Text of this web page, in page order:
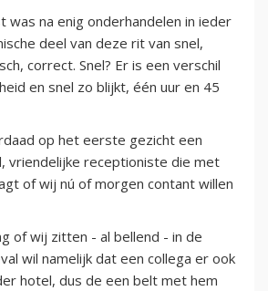
was na enig onderhandelen in ieder
deel van deze rit van snel,
correct. Snel? Er is een verschil
en snel zo blijkt, één uur en 45
op het eerste gezicht een
vriendelijke receptioniste die met
of wij nú of morgen contant willen
of wij zitten - al bellend - in de
wil namelijk dat een collega er ook
hotel, dus de een belt met hem